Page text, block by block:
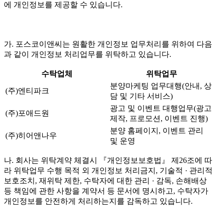
에 개인정보를 제공할 수 있습니다.
가. 포스코이앤씨는 원활한 개인정보 업무처리를 위하여 다음
과 같이 개인정보 처리업무를 위탁하고 있습니다.
수탁업체 위탁업무
(주)엔티파크
분양마케팅 업무대행(안내, 상
담 및 기타 서비스)
(주)포애드원
광고 및 이벤트 대행업무(광고
제작, 프로모션, 이벤트 진행)
(주)히어앤나우
분양 홈페이지, 이벤트 관리
및 운영
나. 회사는 위탁계약 체결시 『개인정보보호법』 제26조에 따
라 위탁업무 수행 목적 외 개인정보 처리금지, 기술적 · 관리적
보호조치, 재위탁 제한, 수탁자에 대한 관리 · 감독, 손해배상
등 책임에 관한 사항을 계약서 등 문서에 명시하고, 수탁자가
개인정보를 안전하게 처리하는지를 감독하고 있습니다.